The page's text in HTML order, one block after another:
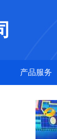
产品服务